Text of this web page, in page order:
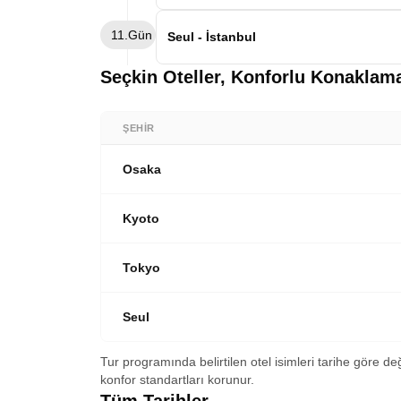
yönelik turumuza başlıyoruz. Imjingak
Anıtı ve Birleşmiş Milletler Anıtı
11.Gün Seul - İstanbul
Sabah kahvaltısının ardından otelden
seferi ile İstanbul’a hareket ediyoruz.
Seçkin Oteller, Konforlu
ŞEHIR
Osaka
Kyoto
Tokyo
Seul
Tur programında belirtilen otel isimleri tarihe göre
konfor standartları korunur.